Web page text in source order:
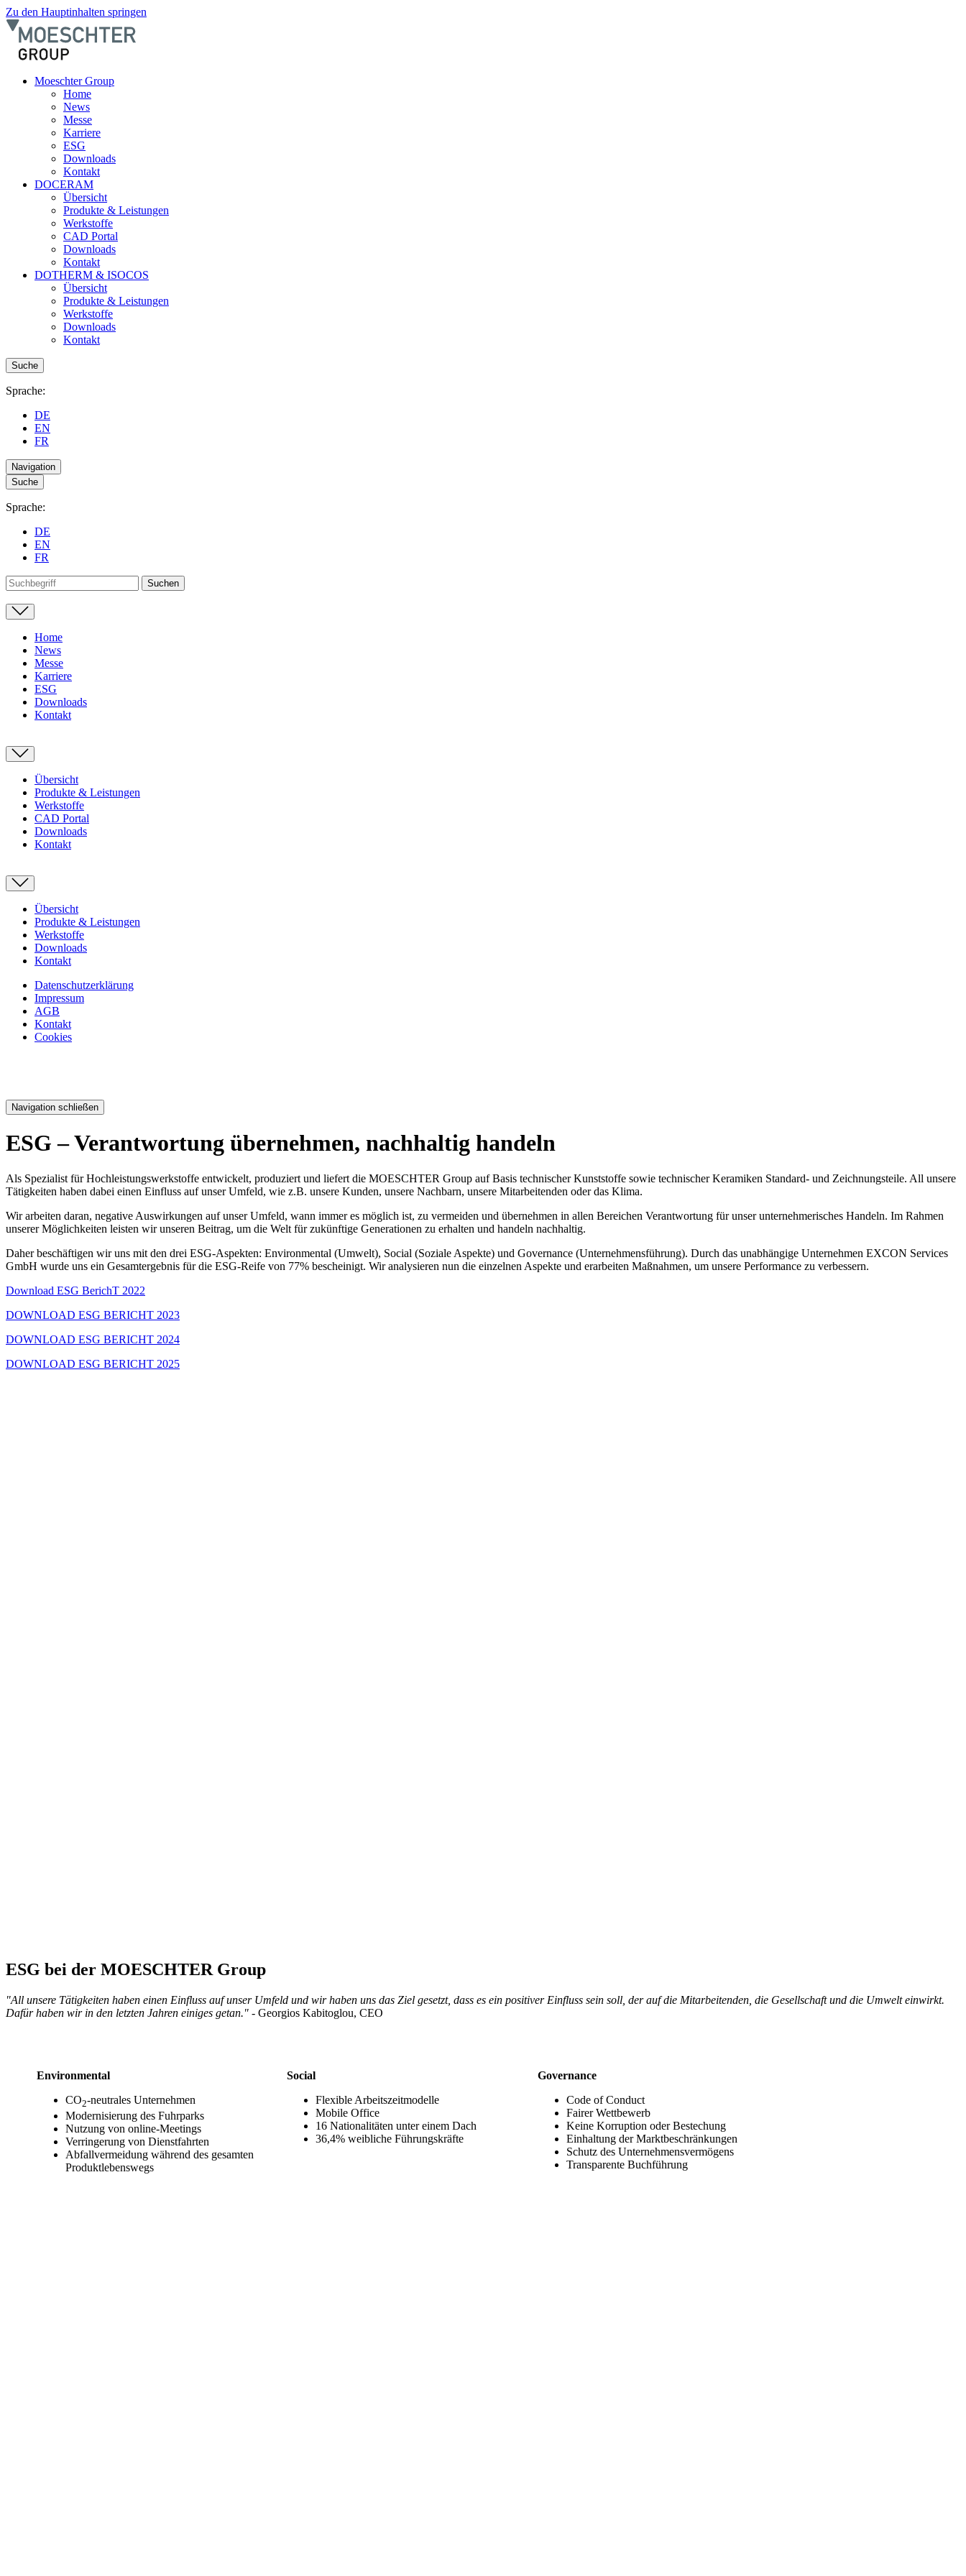
Zu den Hauptinhalten springen
Moeschter Group
Home
News
Messe
Karriere
ESG
Downloads
Kontakt
DOCERAM
Übersicht
Produkte & Leistungen
Werkstoffe
CAD Portal
Downloads
Kontakt
DOTHERM & ISOCOS
Übersicht
Produkte & Leistungen
Werkstoffe
Downloads
Kontakt
Suche
Sprache:
DE
EN
FR
Navigation
Suche
Sprache:
DE
EN
FR
Home
News
Messe
Karriere
ESG
Downloads
Kontakt
Übersicht
Produkte & Leistungen
Werkstoffe
CAD Portal
Downloads
Kontakt
Übersicht
Produkte & Leistungen
Werkstoffe
Downloads
Kontakt
Datenschutzerklärung
Impressum
AGB
Kontakt
Cookies
Navigation schließen
ESG – Verantwortung übernehmen, nachhaltig handeln
Als Spezialist für Hochleistungswerkstoffe entwickelt, produziert und liefert die MOESCHTER Group auf Basis technischer Kunststoffe sowie technischer Keramiken Standard- und Zeichnungsteile. All unsere
Tätigkeiten haben dabei einen Einfluss auf unser Umfeld, wie z.B. unsere Kunden, unsere Nachbarn, unsere Mitarbeitenden oder das Klima.
Wir arbeiten daran, negative Auswirkungen auf unser Umfeld, wann immer es möglich ist, zu vermeiden und übernehmen in allen Bereichen Verantwortung für unser unternehmerisches Handeln. Im Rahmen
unserer Möglichkeiten leisten wir unseren Beitrag, um die Welt für zukünftige Generationen zu erhalten und handeln nachhaltig.
Daher beschäftigen wir uns mit den drei ESG-Aspekten: Environmental (Umwelt), Social (Soziale Aspekte) und Governance (Unternehmensführung). Durch das unabhängige Unternehmen EXCON Services
GmbH wurde uns ein Gesamtergebnis für die ESG-Reife von 77% bescheinigt. Wir analysieren nun die einzelnen Aspekte und erarbeiten Maßnahmen, um unsere Performance zu verbessern.
Download ESG BerichT 2022
DOWNLOAD ESG BERICHT 2023
DOWNLOAD ESG BERICHT 2024
DOWNLOAD ESG BERICHT 2025
ESG bei der MOESCHTER Group
"All unsere Tätigkeiten haben einen Einfluss auf unser Umfeld und wir haben uns das Ziel gesetzt, dass es ein positiver Einfluss sein soll, der auf die Mitarbeitenden, die Gesellschaft und die Umwelt einwirkt.
Dafür haben wir in den letzten Jahren einiges getan." - Georgios Kabitoglou, CEO
Environmental
CO2-neutrales Unternehmen
Modernisierung des Fuhrparks
Nutzung von online-Meetings
Verringerung von Dienstfahrten
Abfallvermeidung während des gesamten
Produktlebenswegs
Social
Flexible Arbeitszeitmodelle
Mobile Office
16 Nationalitäten unter einem Dach
36,4% weibliche Führungskräfte
Governance
Code of Conduct
Fairer Wettbewerb
Keine Korruption oder Bestechung
Einhaltung der Marktbeschränkungen
Schutz des Unternehmensvermögens
Transparente Buchführung